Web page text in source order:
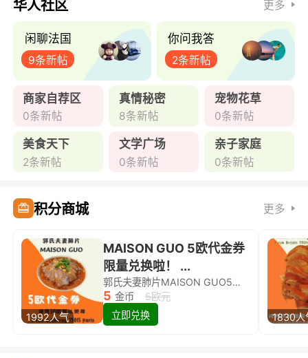
华人社区 更多
闲聊法国
9条新帖
你问我答
2条新帖
商家自荐区
0条新帖
真情秘密
8条新帖
宠物花草
0条新帖
美食天下
2条新帖
文学广场
0条新帖
亲子家庭
0条新帖
积分商城 更多
1992人气
MAISON GUO 5欧代金券
限量兑换啦！ ...
郭氏夫妻肺片MAISON GUO5欧代金券限量兑换啦！
5 金币
5欧元
立即兑换
1830人